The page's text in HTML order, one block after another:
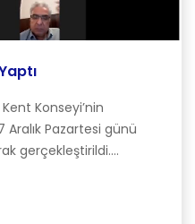
Konseyi’nin
Aralık Pazartesi günü
gerçekleştirildi....